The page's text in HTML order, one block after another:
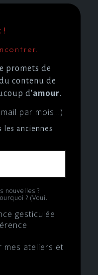
!
promets de
contenu de
d'amour.
par mois...)
les anciennes
nouvelles ?
gesticulée
mes ateliers et